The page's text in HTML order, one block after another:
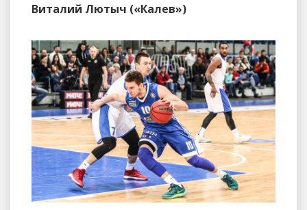
Виталий Лютыч («Калев»)